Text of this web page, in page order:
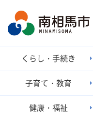
くらし・手続き
子育て・教育
健康・福祉